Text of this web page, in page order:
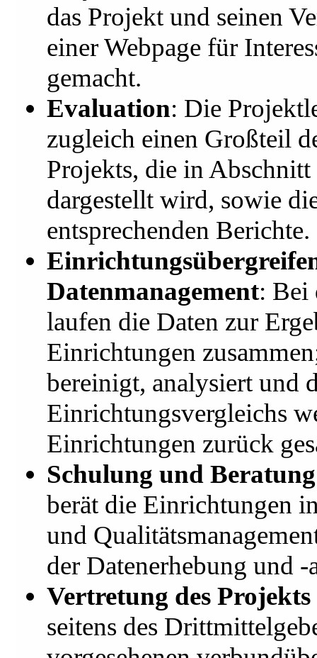
das Projekt und seinen
einer Webpage für
gemacht.
Evaluation: Die
zugleich einen Großteil
Projekts, die in
dargestellt wird, sowie
entsprechenden Berichte.
Datenmanagement: Bei
laufen die Daten zur
Einrichtungen
bereinigt, analysiert und
Einrichtungsvergleichs
Einrichtungen zurück
Schulung und Beratung
berät die Einrichtungen
und
der Datenerhebung und -
Vertretung des
seitens des